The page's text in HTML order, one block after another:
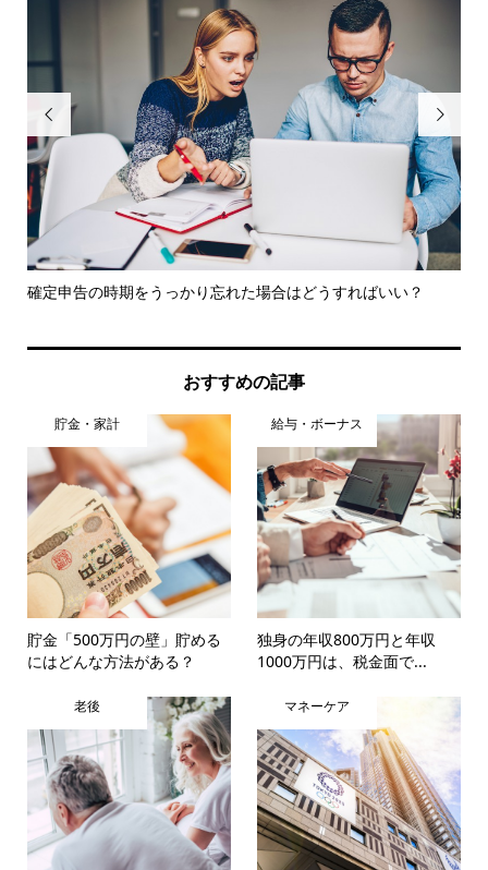

確定申告の時期をうっかり忘れた場合はどうすればいい？

おすすめの記事
貯金・家計
貯金「500万円の壁」貯める
にはどんな方法がある？
給与・ボーナス
独身の年収800万円と年収
1000万円は、税金面で...
老後 マネーケア